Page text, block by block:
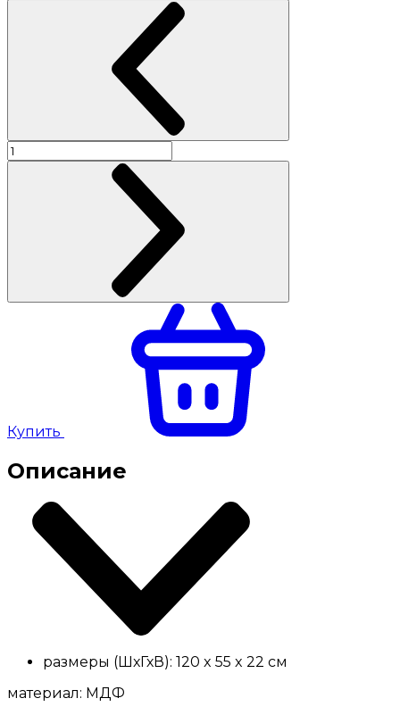
Купить
Описание
размеры (ШхГхВ): 120 x 55 x 22 см
материал: МДФ